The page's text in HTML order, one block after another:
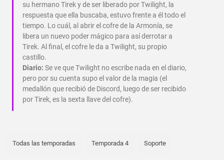
su hermano Tirek y de ser liberado por Twilight, la
respuesta que ella buscaba, estuvo frente a él todo el
tiempo. Lo cuál, al abrir el cofre de la Armonía, se
libera un nuevo poder mágico para así derrotar a
Tirek. Al final, el cofre le da a Twilight, su propio
castillo.
Diario: Se ve que Twilight no escribe nada en el diario,
pero por su cuenta supo el valor de la magia (el
medallón que recibió de Discord, luego de ser recibido
por Tirek, es la sexta llave del cofre).
Todas las temporadas Temporada 4 Soporte